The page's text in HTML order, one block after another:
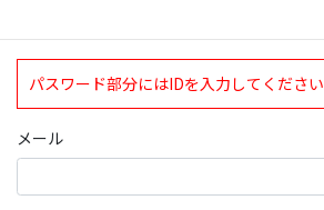
パスワード部分にはIDを入力してください
メール